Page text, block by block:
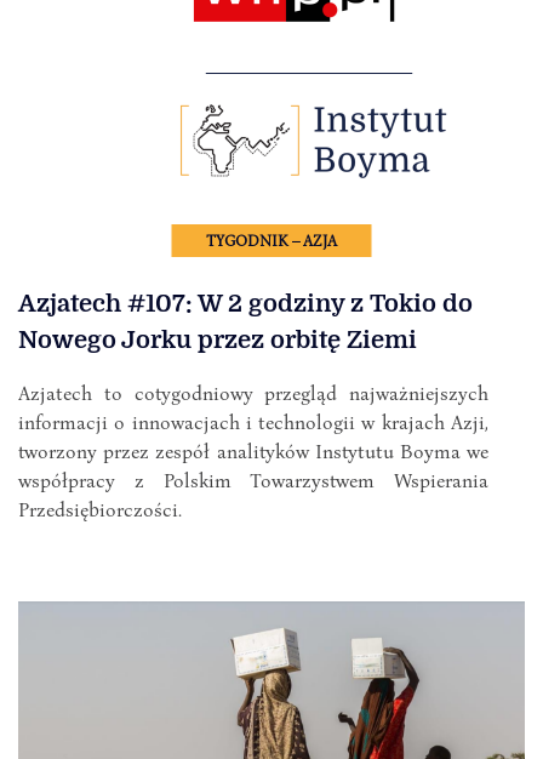
TYGODNIK – AZJA
Azjatech #107: W 2 godziny z Tokio do
Nowego Jorku przez orbitę Ziemi
Azjatech to cotygodniowy przegląd najważniejszych
informacji o innowacjach i technologii w krajach Azji,
tworzony przez zespół analityków Instytutu Boyma we
współpracy z Polskim Towarzystwem Wspierania
Przedsiębiorczości.